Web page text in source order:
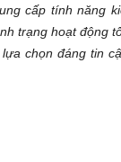
cấp tính năng
trạng hoạt động
chọn đáng tin